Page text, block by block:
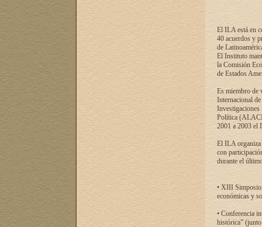
El ILA está en
40 acuerdos y
de
El Instituto
la Comisión
de Estados
Es miembro de
Internacional
Investigaciones
Política
2001 a 2003 el
El ILA organiza
con
durante el
• XIII Simposio
económicas y
• Conferencia
histórica”